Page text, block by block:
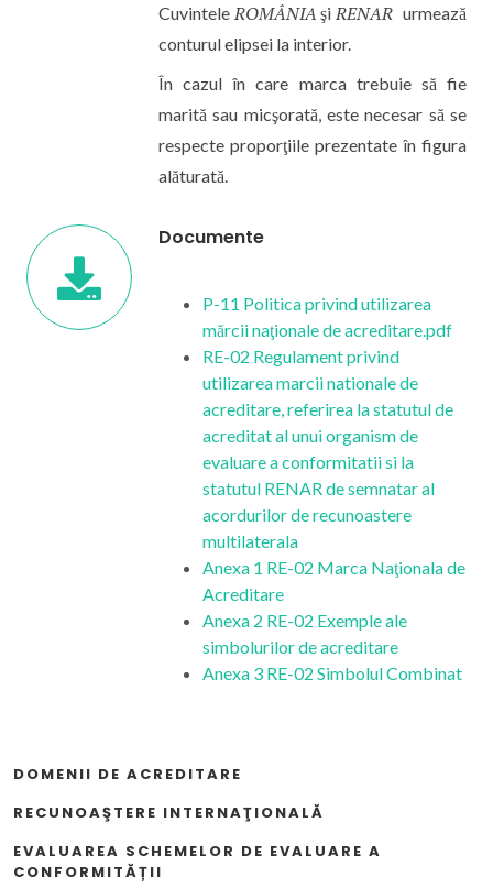
CuvinteleROMÂNIA şi RENAR urmează
conturul elipsei la interior.
În cazul în care marca trebuie să fie
marită sau micşorată, este necesar să se
respecte proporţiile prezentate în figura
alăturată.
Documente
P-11 Politica privind utilizarea
mărcii naţionale de acreditare.pdf
RE-02 Regulament privind
utilizarea marcii nationale de
acreditare, referirea la statutul de
acreditat al unui organism de
evaluare a conformitatii si la
statutul RENAR de semnatar al
acordurilor de recunoastere
multilaterala
Anexa 1 RE-02 Marca Naţionala de
Acreditare
Anexa 2 RE-02 Exemple ale
simbolurilor de acreditare
Anexa 3 RE-02 Simbolul Combinat
DOMENII DE ACREDITARE
RECUNOAŞTERE INTERNAŢIONALĂ
EVALUAREA SCHEMELOR DE EVALUARE A
CONFORMITĂȚII